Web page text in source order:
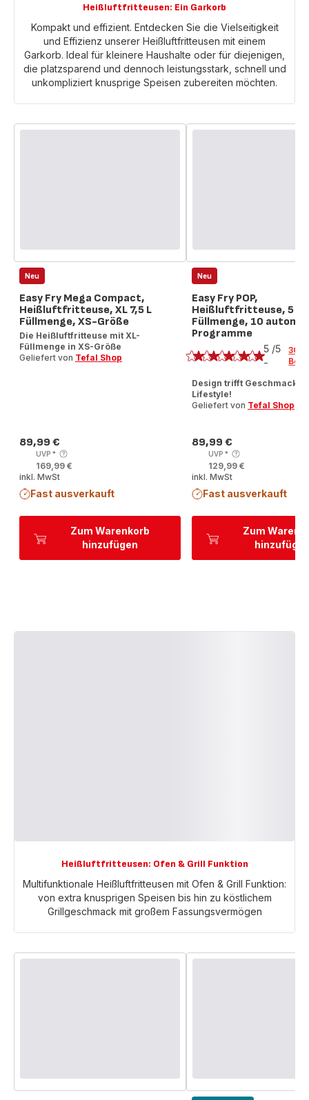
Heißluftfritteusen: Ein Garkorb
Kompakt und effizient. Entdecken Sie die Vielseitigkeit
und Effizienz unserer Heißluftfritteusen mit einem
Garkorb. Ideal für kleinere Haushalte oder für diejenigen,
die platzsparend und dennoch leistungsstark, schnell und
unkompliziert knusprige Speisen zubereiten möchten.
Zum Warenkorb
hinzufügen
Neu
Easy Fry Mega Compact,
Heißluftfritteuse, XL 7,5 L
Füllmenge, XS-Größe
Die Heißluftfritteuse mit XL-
Füllmenge in XS-Größe
Geliefert von Tefal Shop
Preis
89,99 €
UVP*
169,99 €
inkl. MwSt
Fast ausverkauft
Zum
Neu
Easy Fry POP,
Heißluftfritteuse, 5 L
Füllmenge, 10
Programme
Bewertung
mit
5
Sternen
5 /5
-
30
Design trifft Geschmack:
Lifestyle!
Geliefert von Tefal Shop
Preis
89,99 €
UVP*
129,99 €
inkl. MwSt
Fast ausverkauft
Heißluftfritteusen: Ofen & Grill Funktion
Multifunktionale Heißluftfritteusen mit Ofen & Grill Funktion:
von extra knusprigen Speisen bis hin zu köstlichem
Grillgeschmack mit großem Fassungsvermögen